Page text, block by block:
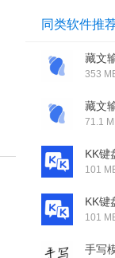
同类软件推
藏文
拟器」
353
藏文
拟器」
71.1
KK键
器」
101
KK键
器」
101
手写